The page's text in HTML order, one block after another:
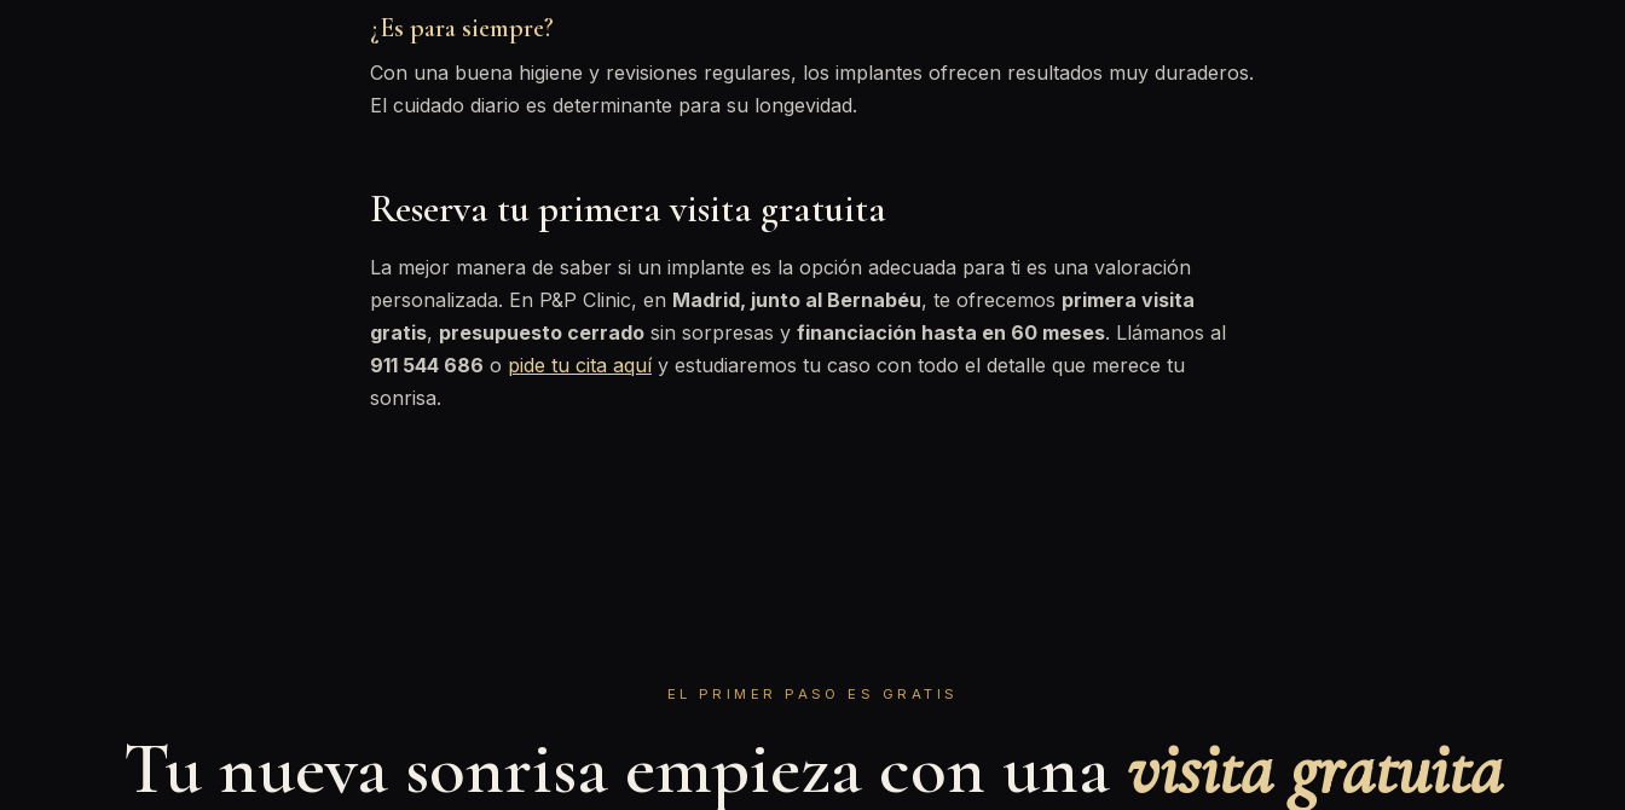
¿Es para siempre?
Con una buena higiene y revisiones regulares, los implantes ofrecen resultados muy duraderos.
El cuidado diario es determinante para su longevidad.
Reserva tu primera visita gratuita
La mejor manera de saber si un implante es la opción adecuada para ti es una valoración
personalizada. En P&P Clinic, en Madrid, junto al Bernabéu, te ofrecemos primera visita
gratis, presupuesto cerrado sin sorpresas y financiación hasta en 60 meses. Llámanos al
911 544 686 o pide tu cita aquíy estudiaremos tu caso con todo el detalle que merece tu
sonrisa.
EL PRIMER PASO ES GRATIS
Tu nueva sonrisa empieza con una visita gratuita